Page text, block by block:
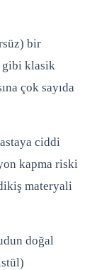
bir
gibi klasik
çok sayıda
ciddi
kapma riski
materyali
doğal